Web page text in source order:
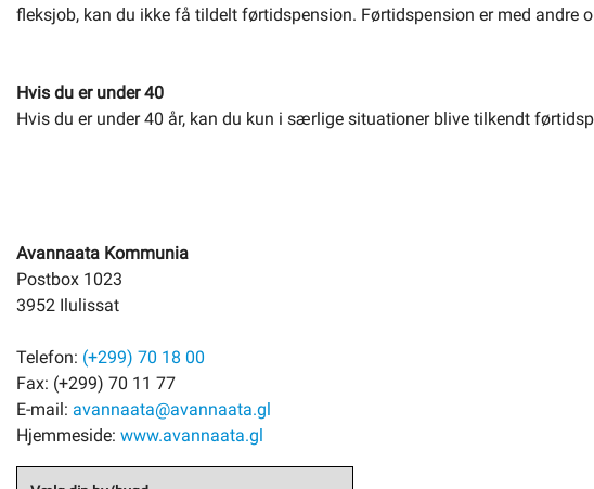
fleksjob, kan du ikke få tildelt førtidspension. Førtidspension er med andre
Hvis du er under 40
Hvis du er under 40 år, kan du kun i særlige situationer blive tilkendt
Avannaata Kommunia
Postbox 1023
3952 Ilulissat
Telefon: (+299) 70 18 00
Fax: (+299) 70 11 77
E-mail: avannaata@avannaata.gl
Hjemmeside: www.avannaata.gl